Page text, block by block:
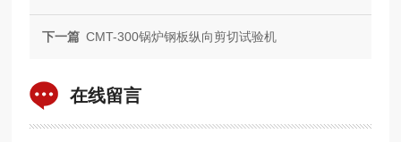
下一篇 CMT-300锅炉钢板纵向剪切试验机
在线留言